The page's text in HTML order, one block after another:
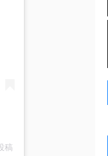
稿